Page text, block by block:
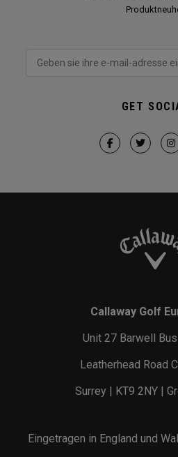
GET
Callaway Golf
Unit 27 Barwell
Leatherhead Road
Surrey | KT9 2NY |
Eingetragen in England und